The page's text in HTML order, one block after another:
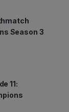
Season 3
11: